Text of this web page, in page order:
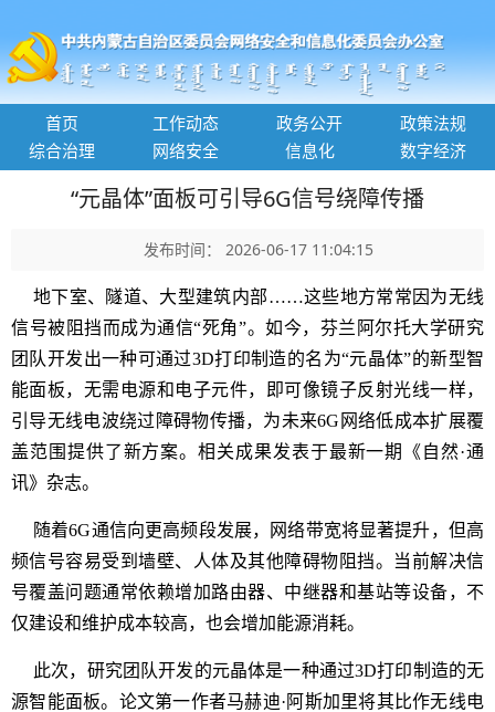
首页 工作动态 政务公开
政策法规
综合治理
网络安全 信息化 数字经济
“元晶体”面板可引导6G信号绕障传播
发布时间： 2026-06-17 11:04:15
地下室、隧道、大型建筑内部……这些地方常常因为无线
信号被阻挡而成为通信“死角”。如今，芬兰阿尔托大学研究
团队开发出一种可通过3D打印制造的名为“元晶体”的新型智
能面板，无需电源和电子元件，即可像镜子反射光线一样，
引导无线电波绕过障碍物传播，为未来6G网络低成本扩展覆
盖范围提供了新方案。相关成果发表于最新一期《自然·通
讯》杂志。
随着6G通信向更高频段发展，网络带宽将显著提升，但高
频信号容易受到墙壁、人体及其他障碍物阻挡。当前解决信
号覆盖问题通常依赖增加路由器、中继器和基站等设备，不
仅建设和维护成本较高，也会增加能源消耗。
此次，研究团队开发的元晶体是一种通过3D打印制造的无
源智能面板。论文第一作者马赫迪·阿斯加里将其比作无线电